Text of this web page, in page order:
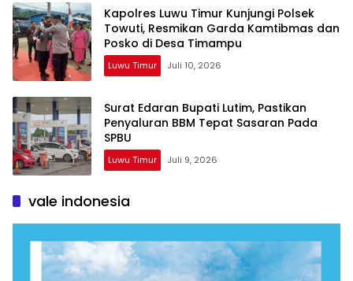
Kapolres Luwu Timur Kunjungi Polsek
Towuti, Resmikan Garda Kamtibmas dan
Posko di Desa Timampu
Luwu Timur Juli 10, 2026
Surat Edaran Bupati Lutim, Pastikan
Penyaluran BBM Tepat Sasaran Pada
SPBU
Luwu Timur Juli 9, 2026
vale indonesia